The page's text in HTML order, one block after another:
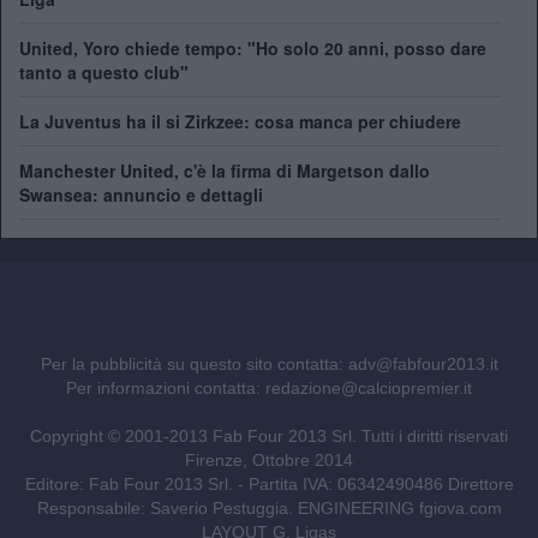
United, Yoro chiede tempo: "Ho solo 20 anni, posso dare
tanto a questo club"
La Juventus ha il si Zirkzee: cosa manca per chiudere
Manchester United, c'è la firma di Margetson dallo
Swansea: annuncio e dettagli
Per la pubblicità su questo sito contatta: adv@fabfour2013.it
Per informazioni contatta: redazione@calciopremier.it
Copyright © 2001-2013 Fab Four 2013 Srl. Tutti i diritti riservati
Firenze, Ottobre 2014
Editore: Fab Four 2013 Srl. - Partita IVA: 06342490486 Direttore
Responsabile: Saverio Pestuggia. ENGINEERING fgiova.com
LAYOUT G. Ligas